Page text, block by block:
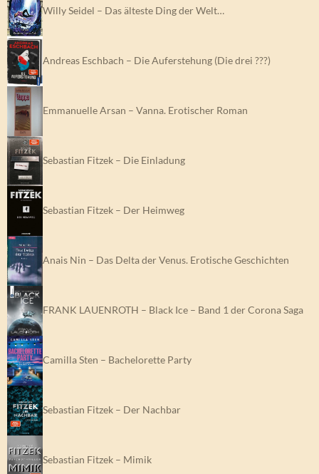
Willy Seidel – Das älteste Ding der Welt…
Andreas Eschbach – Die Auferstehung (Die drei ???)
Emmanuelle Arsan – Vanna. Erotischer Roman
Sebastian Fitzek – Die Einladung
Sebastian Fitzek – Der Heimweg
Anais Nin – Das Delta der Venus. Erotische Geschichten
FRANK LAUENROTH – Black Ice – Band 1 der Corona Saga
Camilla Sten – Bachelorette Party
Sebastian Fitzek – Der Nachbar
Sebastian Fitzek – Mimik